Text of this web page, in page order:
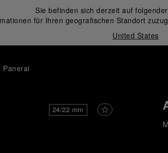
Sie befinden sich derzeit auf
für Ihren geografischen Standort
United States
Panerai
24/22 mm